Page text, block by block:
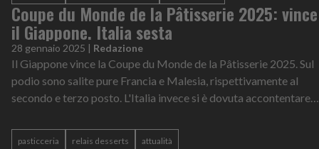
Coupe du Monde de la Pâtisserie 2025: vince
il Giappone. Italia sesta
28 gennaio 2025 | Redazione
Il Giappone vince la Coupe du Monde de la Pâtisserie 2025. Sul
podio sono salite pure Francia e Malesia, rispettivamente al
secondo e terzo posto. L'Italia invece si è dovuta accontentare
pasticceria relais desserts attualità